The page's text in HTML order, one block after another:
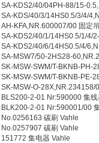
SA-KDS2/40/04PH-88/15-
SA-KDS/40/3/14HS0.5/3/4/
AH-KFA,NR.600007/00 固定
SA-KDS2/40/1/14HS0.5/1/4/
SA-KDS2/40/6/14HS0.5/4/
SA-MSW7/50-2HS28-
SK-MSW-SWM/T-BKNB-PH-
SK-MSW-SWM/T-BKNB-PE-
SK-MSW-O-28X,NR.234158/
BLS200-2-01 Nr:590000 集
BLK200-2-01 Nr:590001/00
No.0256163 碳刷 Vahle
No.0257907 碳刷 Vahle
151772 集电器 Vahle